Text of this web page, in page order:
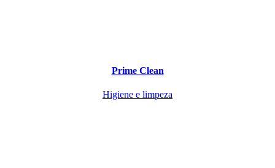
Prime Clean
Higiene e limpeza